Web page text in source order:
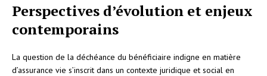
Perspectives d’évolution et enjeux
contemporains
La question de la déchéance du bénéficiaire indigne en matière
d’assurance vie s’inscrit dans un contexte juridique et social en